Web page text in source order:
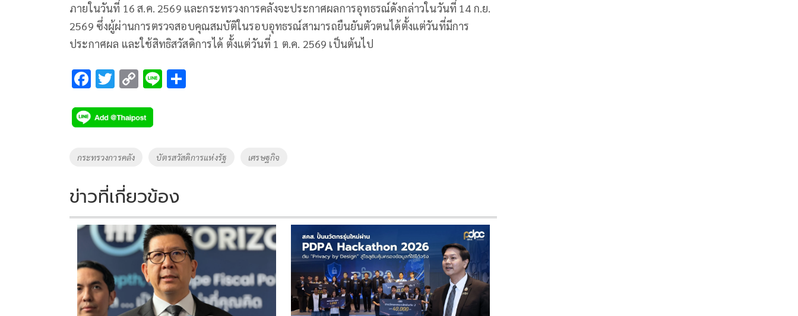
ภายในวันที่ 16 ส.ค. 2569 และกระทรวงการคลังจะประกาศผลการอุทธรณ์ดังกล่าวในวันที่ 14 ก.ย.
2569 ซึ่งผู้ผ่านการตรวจสอบคุณสมบัติในรอบอุทธรณ์สามารถยืนยันตัวตนได้ตั้งแต่วันที่มีการ
ประกาศผล และใช้สิทธิสวัสดิการได้ ตั้งแต่วันที่ 1 ต.ค. 2569 เป็นต้นไป
F
e
b
o
k
T
tt
er
C
p
y
k
Li
Tags
กระทรวงการคลัง บัตรสวัสดิการแห่งรัฐ เศรษฐกิจ
ข่าวที่เกี่ยวข้อง